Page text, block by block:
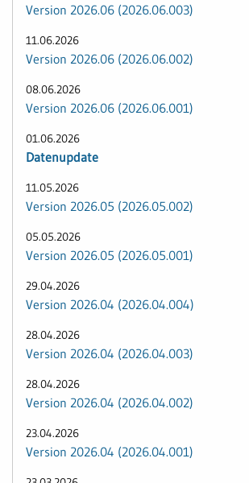
Version 2026.06 (2026.06.003)
11.06.2026
Version 2026.06 (2026.06.002)
08.06.2026
Version 2026.06 (2026.06.001)
01.06.2026
Datenupdate
11.05.2026
Version 2026.05 (2026.05.002)
05.05.2026
Version 2026.05 (2026.05.001)
29.04.2026
Version 2026.04 (2026.04.004)
28.04.2026
Version 2026.04 (2026.04.003)
28.04.2026
Version 2026.04 (2026.04.002)
23.04.2026
Version 2026.04 (2026.04.001)